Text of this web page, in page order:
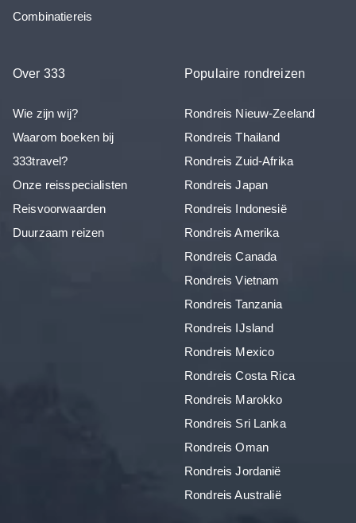
Combinatiereis
Over 333
Wie zijn wij?
Waarom boeken bij
333travel?
Onze reisspecialisten
Reisvoorwaarden
Duurzaam reizen
Populaire rondreizen
Rondreis Nieuw-Zeeland
Rondreis Thailand
Rondreis Zuid-Afrika
Rondreis Japan
Rondreis Indonesië
Rondreis Amerika
Rondreis Canada
Rondreis Vietnam
Rondreis Tanzania
Rondreis IJsland
Rondreis Mexico
Rondreis Costa Rica
Rondreis Marokko
Rondreis Sri Lanka
Rondreis Oman
Rondreis Jordanië
Rondreis Australië